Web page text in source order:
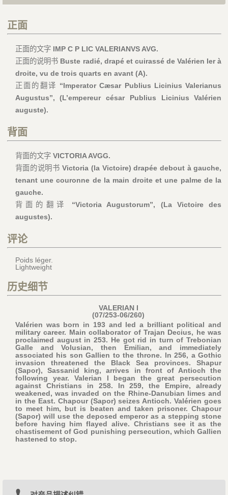
正面
正面的文字 IMP C P LIC VALERIANVS AVG.
正面的说明书 Buste radié, drapé et cuirassé de Valérien Ier à
droite, vu de trois quarts en avant (A).
正面的翻译 “Imperator Cæsar Publius Licinius Valerianus
Augustus”, (L’empereur césar Publius Licinius Valérien
auguste).
背面
背面的文字 VICTORIA AVGG.
背面的说明书Victoria (la Victoire) drapée debout à gauche,
tenant une couronne de la main droite et une palme de la
gauche.
背面的翻译 “Victoria Augustorum”, (La Victoire des
augustes).
评论
Poids léger.
Lightweight
历史细节
VALERIAN I
(07/253-06/260)
Valérien was born in 193 and led a brilliant political and
military career. Main collaborator of Trajan Decius, he was
proclaimed august in 253. He got rid in turn of Trebonian
Galle and Volusian, then Emilian, and immediately
associated his son Gallien to the throne. In 256, a Gothic
invasion threatened the Black Sea provinces. Shapur
(Sapor), Sassanid king, arrives in front of Antioch the
following year. Valerian I began the great persecution
against Christians in 258. In 259, the Empire, already
weakened, was invaded on the Rhine-Danubian limes and
in the East. Chapour (Sapor) seizes Antioch. Valérien goes
to meet him, but is beaten and taken prisoner. Chapour
(Sapor) will use the deposed emperor as a stepping stone
before having him flayed alive. Christians see it as the
chastisement of God punishing persecution, which Gallien
hastened to stop.